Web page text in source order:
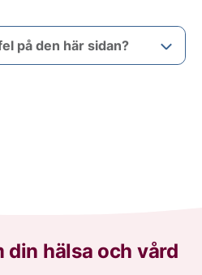
på den här sidan?
din hälsa och vård